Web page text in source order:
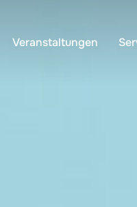
Veranstaltungen